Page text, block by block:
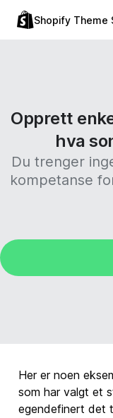
Shopify Theme
Opprett
hva
Du trenger
kompetanse
Her er noen
som har valgt et
egendefinert det